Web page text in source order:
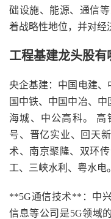
础设施、能源、通信
着战略性地位，并对经
工程基建龙头股有
央企基建：中国电建、
国中铁、中国中冶、
海城、中公高科。 高
号、晋亿实业、回天
术、南京聚隆、双环
工、三峡水利、粤水电。
**5G通信技术**：中
信息等公司是5G领域